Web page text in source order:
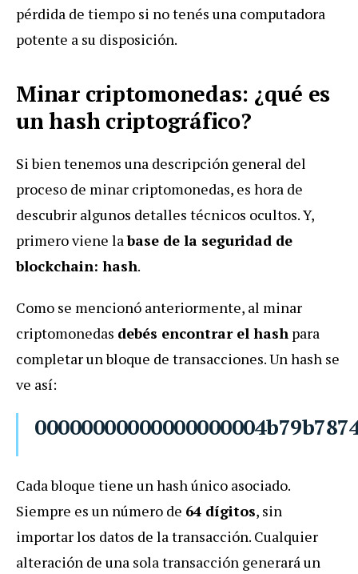
pérdida de tiempo si no tenés una computadora
potente a su disposición.
Minar criptomonedas: ¿qué es
un hash criptográfico?
Si bien tenemos una descripción general del
proceso de minar criptomonedas, es hora de
descubrir algunos detalles técnicos ocultos. Y,
primero viene labase de la seguridad de
blockchain: hash.
Como se mencionó anteriormente, al minar
criptomonedas debés encontrar el hash para
completar un bloque de transacciones. Un hash se
ve así:
Cada bloque tiene un hash único asociado.
Siempre es un número de 64 dígitos, sin
importar los datos de la transacción. Cualquier
alteración de una sola transacción generará un